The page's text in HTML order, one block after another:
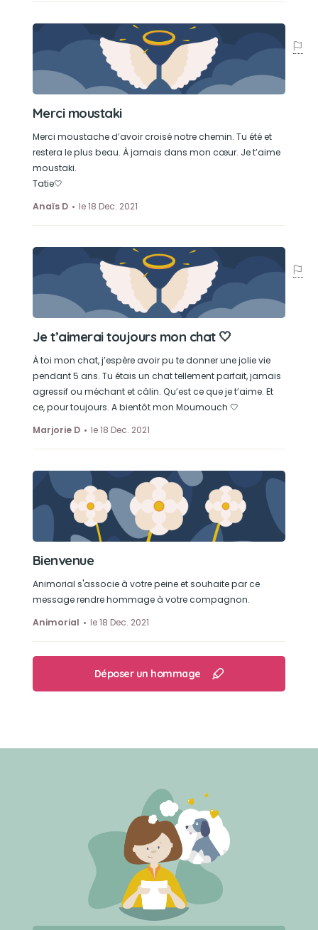
Créer un mémorial
Merci moustaki
Merci moustache d’avoir croisé notre chemin. Tu été et
restera le plus beau. À jamais dans mon cœur. Je t’aime
moustaki.
Tatie🤍
Anaïs D
le 18 Dec. 2021
Je t’aimerai toujours mon chat 🤍
À toi mon chat, j’espère avoir pu te donner une jolie vie
pendant 5 ans. Tu étais un chat tellement parfait, jamais
agressif ou méchant et câlin. Qu’est ce que je t’aime. Et
ce, pour toujours. A bientôt mon Moumouch 🤍
Marjorie D
le 18 Dec. 2021
Bienvenue
Animorial s'associe à votre peine et souhaite par ce
message rendre hommage à votre compagnon.
Animorial
le 18 Dec. 2021
Déposer un hommage